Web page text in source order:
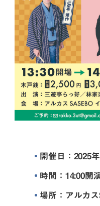
開催日：2025
時間：14:00開
場所：アルカ